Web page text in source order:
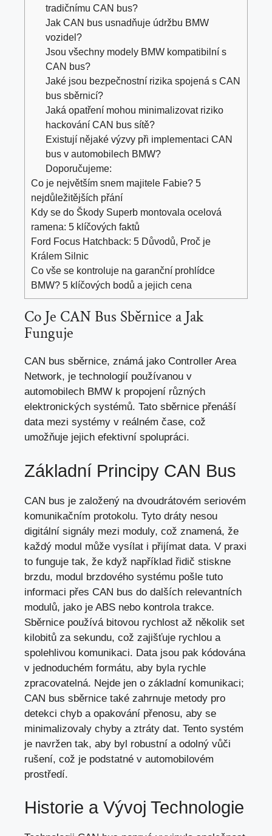
tradičnímu CAN bus?
Jak CAN bus usnadňuje údržbu BMW
vozidel?
Jsou všechny modely BMW kompatibilní s
CAN bus?
Jaké jsou bezpečnostní rizika spojená s CAN
bus sběrnicí?
Jaká opatření mohou minimalizovat riziko
hackování CAN bus sítě?
Existují nějaké výzvy při implementaci CAN
bus v automobilech BMW?
Doporučujeme:
Co je největším snem majitele Fabie? 5
nejdůležitějších přání
Kdy se do Škody Superb montovala ocelová
ramena: 5 klíčových faktů
Ford Focus Hatchback: 5 Důvodů, Proč je
Králem Silnic
Co vše se kontroluje na garanční prohlídce
BMW? 5 klíčových bodů a jejich cena
Co Je CAN Bus Sběrnice a Jak
Funguje
CAN bus sběrnice, známá jako Controller Area
Network, je technologií používanou v
automobilech BMW k propojení různých
elektronických systémů. Tato sběrnice přenáší
data mezi systémy v reálném čase, což
umožňuje jejich efektivní spolupráci.
Základní Principy CAN Bus
CAN bus je založený na dvoudrátovém seriovém
komunikačním protokolu. Tyto dráty nesou
digitální signály mezi moduly, což znamená, že
každý modul může vysílat i přijímat data. V praxi
to funguje tak, že když například řidič stiskne
brzdu, modul brzdového systému pošle tuto
informaci přes CAN bus do dalších relevantních
modulů, jako je ABS nebo kontrola trakce.
Sběrnice používá bitovou rychlost až několik set
kilobitů za sekundu, což zajišťuje rychlou a
spolehlivou komunikaci. Data jsou pak kódována
v jednoduchém formátu, aby byla rychle
zpracovatelná. Nejde jen o základní komunikaci;
CAN bus sběrnice také zahrnuje metody pro
detekci chyb a opakování přenosu, aby se
minimalizovaly chyby a ztráty dat. Tento systém
je navržen tak, aby byl robustní a odolný vůči
rušení, což je podstatné v automobilovém
prostředí.
Historie a Vývoj Technologie